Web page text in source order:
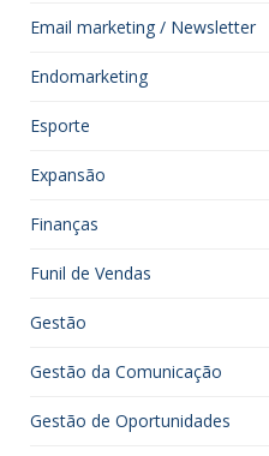
Email marketing / Newsletter
Endomarketing
Esporte
Expansão
Finanças
Funil de Vendas
Gestão
Gestão da Comunicação
Gestão de Oportunidades